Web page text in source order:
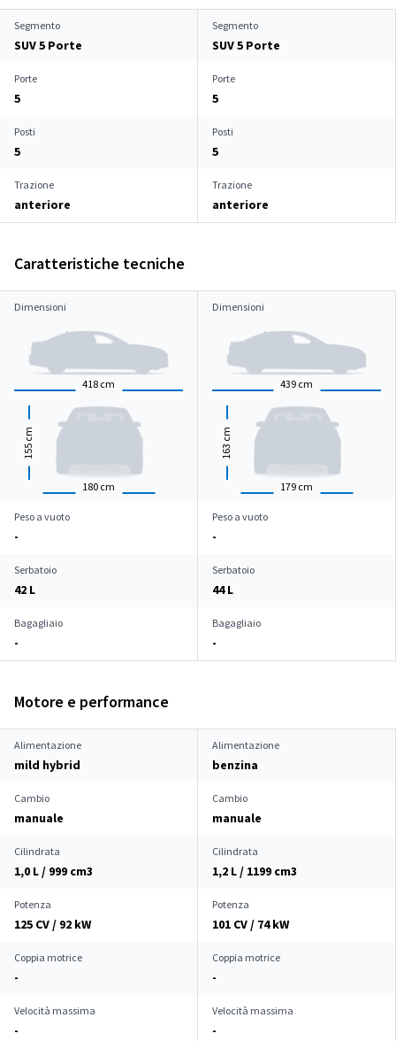
Segmento
SUV 5 Porte
Segmento
SUV 5 Porte
Porte
5
Porte
5
Posti
5
Posti
5
Trazione
anteriore
Trazione
anteriore
Caratteristiche tecniche
Dimensioni
418 cm
180 cm
155
cm
Dimensioni
439 cm
179 cm
163
cm
Peso a vuoto
-
Peso a vuoto
-
Serbatoio
42 L
Serbatoio
44 L
Bagagliaio
-
Bagagliaio
-
Motore e performance
Alimentazione
mild hybrid
Alimentazione
benzina
Cambio
manuale
Cambio
manuale
Cilindrata
1,0 L / 999 cm3
Cilindrata
1,2 L / 1199 cm3
Potenza
125 CV / 92 kW
Potenza
101 CV / 74 kW
Coppia motrice
-
Coppia motrice
-
Velocità massima
-
Velocità massima
-